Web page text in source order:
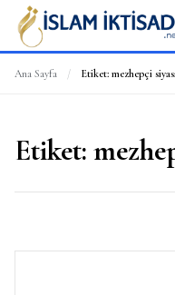
Ana Sayfa / Etiket: mezhepçi
Etiket: